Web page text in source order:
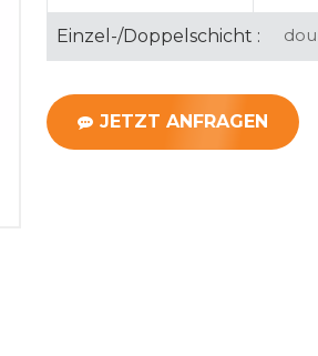
Einzel-/Doppelschicht :
JETZT ANFRAGEN